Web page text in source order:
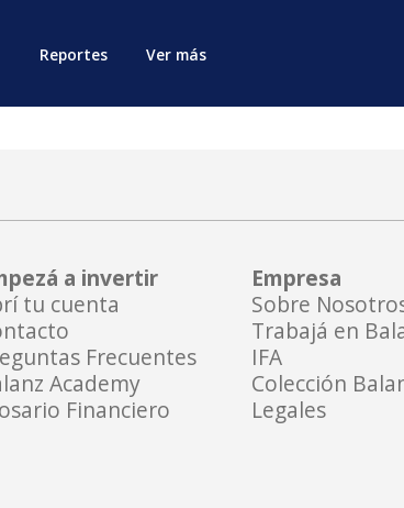
Reportes Ver más
a invertir
tu cuenta
Frecuentes
Academy
Financiero
Empresa
Sobre
Trabajá en
IFA
Colección
Legales